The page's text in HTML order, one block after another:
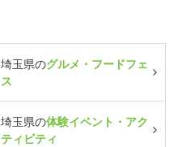
埼玉県のグルメ・フードフェ
ス
埼玉県の体験イベント・アク
ティビティ